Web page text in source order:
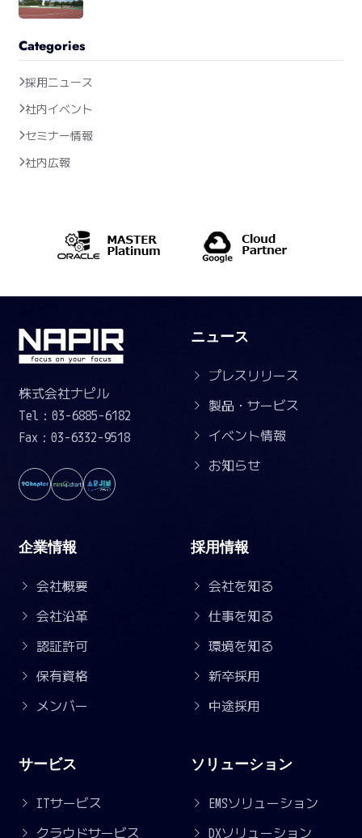
Categories
採用ニュース
社内イベント
セミナー情報
社内広報
株式会社ナピル
Tel：03-6885-6182
Fax：03-6332-9518
ニュース
プレスリリース
製品・サービス
イベント情報
お知らせ
企業情報
会社概要
会社沿革
認証許可
保有資格
メンバー
採用情報
会社を知る
仕事を知る
環境を知る
新卒採用
中途採用
サービス
ITサービス
クラウドサービス
ソリューション
EMSソリューション
DXソリューション